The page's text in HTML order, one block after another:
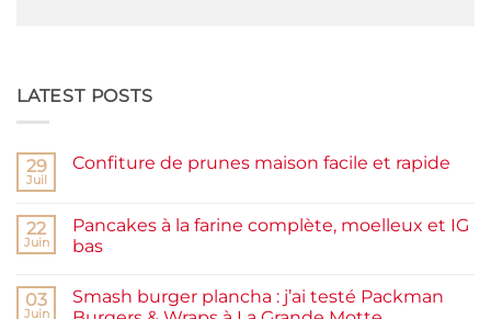
LATEST POSTS
29
Juil
Confiture de prunes maison facile et rapide
Confiture
de
prunes
et
rapide
22
Juin
Pancakes à la farine complète, moelleux et IG
bas
sur
Pancakes
03
Juin
Smash burger plancha : j’ai testé Packman